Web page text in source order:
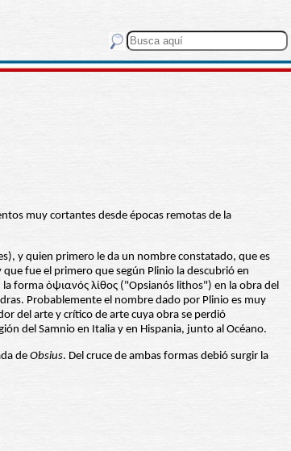
muy cortantes desde épocas remotas de la
y quien primero le da un nombre constatado, que es
fue el primero que según Plinio la descubrió en
forma ὀψιανός λίθος ("Opsianós lithos") en la obra del
Probablemente el nombre dado por Plinio es muy
del arte y crítico de arte cuya obra se perdió
del Samnio en Italia y en Hispania, junto al Océano.
deObsius. Del cruce de ambas formas debió surgir la